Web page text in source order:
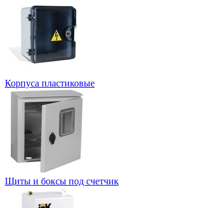
Корпуса пластиковые
Щиты и боксы под счетчик